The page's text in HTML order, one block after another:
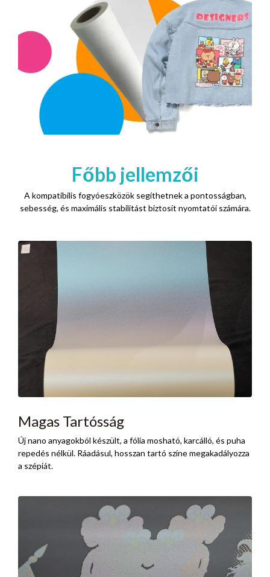
Főbb jellemzői
A kompatibilis fogyóeszközök segíthetnek a pontosságban,
sebesség, és maximális stabilitást biztosít nyomtatói számára.
Magas Tartósság
Új nano anyagokból készült, a fólia mosható, karcálló, és puha
repedés nélkül. Ráadásul, hosszan tartó színe megakadályozza
a szépiát.